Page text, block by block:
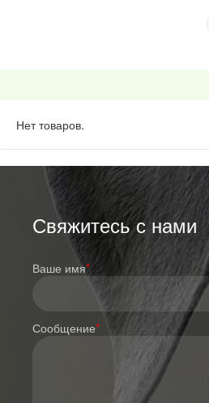
Нет товаров.
Свяжитесь с нами
Ваше имя*
Сообщение*